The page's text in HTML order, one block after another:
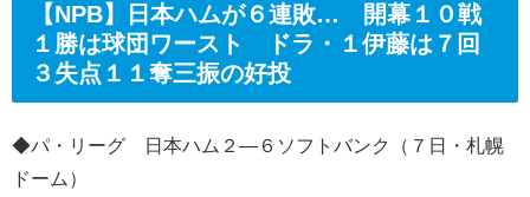
【NPB】日本ハムが６連敗… 開幕１０戦
１勝は球団ワースト ドラ・１伊藤は７回
３失点１１奪三振の好投
◆パ・リーグ 日本ハム２―６ソフトバンク（７日・札幌
ドーム）